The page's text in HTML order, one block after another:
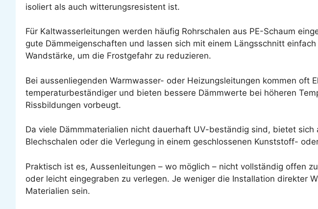
isoliert als auch witterungsresistent ist.
Für Kaltwasserleitungen werden häufig Rohrschalen aus PE-Schaum
gute Dämmeigenschaften und lassen sich mit einem Längsschnitt
Wandstärke, um die Frostgefahr zu reduzieren.
Bei aussenliegenden Warmwasser- oder Heizungsleitungen kommen oft
temperaturbeständiger und bieten bessere Dämmwerte bei höheren
Rissbildungen vorbeugt.
Da viele Dämmmaterialien nicht dauerhaft UV-beständig sind, bietet
Blechschalen oder die Verlegung in einem geschlossenen Kunststoff-
Praktisch ist es, Aussenleitungen – wo möglich – nicht vollständig offen
oder leicht eingegraben zu verlegen. Je weniger die Installation direkter
Materialien sein.